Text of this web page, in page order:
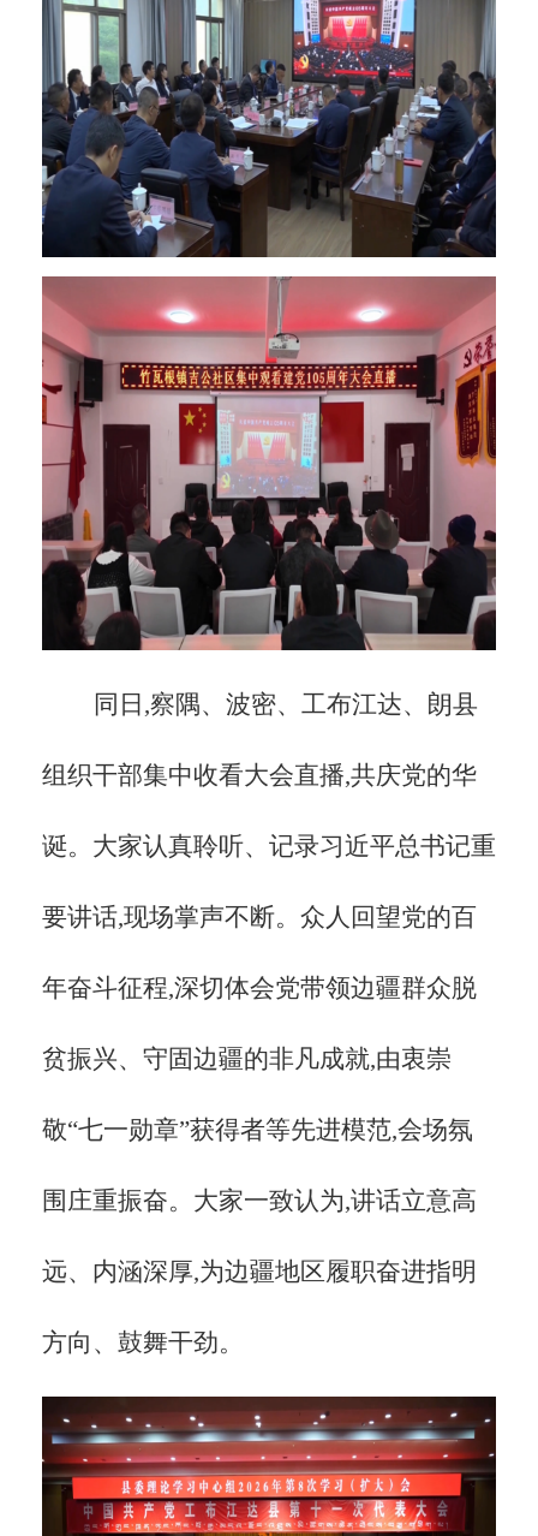
同日,察隅、波密、工布江达、朗县
组织干部集中收看大会直播,共庆党的华
诞。大家认真聆听、记录习近平总书记重
要讲话,现场掌声不断。众人回望党的百
年奋斗征程,深切体会党带领边疆群众脱
贫振兴、守固边疆的非凡成就,由衷崇
敬“七一勋章”获得者等先进模范,会场氛
围庄重振奋。大家一致认为,讲话立意高
远、内涵深厚,为边疆地区履职奋进指明
方向、鼓舞干劲。